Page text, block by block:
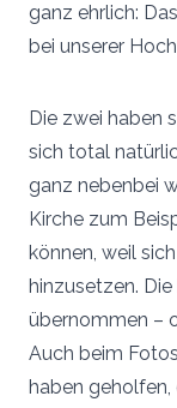
ganz ehrlich:
bei unserer
Die zwei haben
sich total
ganz nebenbei
Kirche zum
können, weil
hinzusetzen.
übernommen –
Auch beim
haben